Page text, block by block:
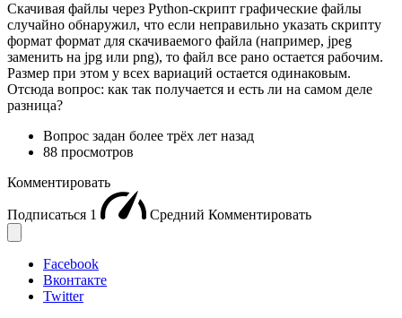
Скачивая файлы через Python-скрипт графические файлы
случайно обнаружил, что если неправильно указать скрипту
формат формат для скачиваемого файла (например, jpeg
заменить на jpg или png), то файл все рано остается рабочим.
Размер при этом у всех вариаций остается одинаковым.
Отсюда вопрос: как так получается и есть ли на самом деле
разница?
Вопрос задан более трёх лет назад
88 просмотров
Комментировать
Подписаться 1 Средний Комментировать
Facebook
Вконтакте
Twitter